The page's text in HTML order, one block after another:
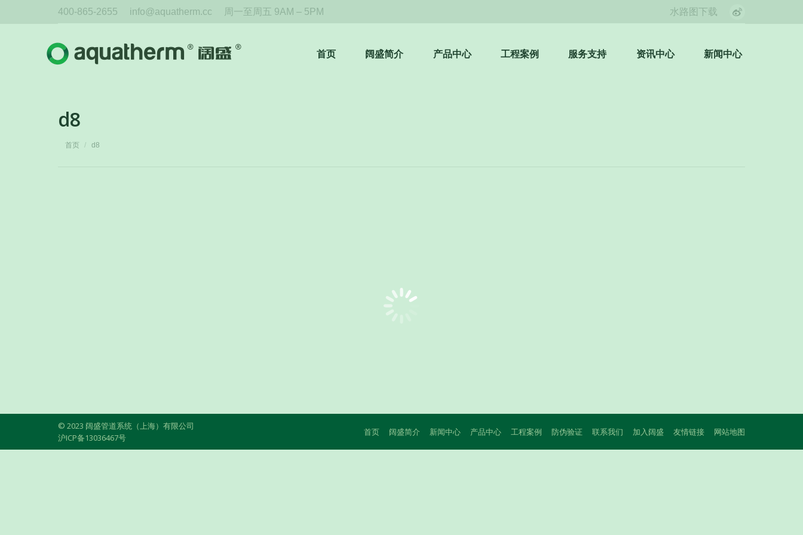
400-865-2655 info@aquatherm.cc 周一至周五 9AM – 5PM 水路图下载
Weibo
opens
首页 阔盛简介 产品中心 工程案例 服务支持 资讯中心 新闻中心
d8
您在这里：
首页 d8
© 2023 阔盛管道系统（上海）有限公司
沪ICP备13036467号
首页 阔盛简介 新闻中心 产品中心 工程案例 防伪验证 联系我们 加入阔盛 友情链接 网站地图